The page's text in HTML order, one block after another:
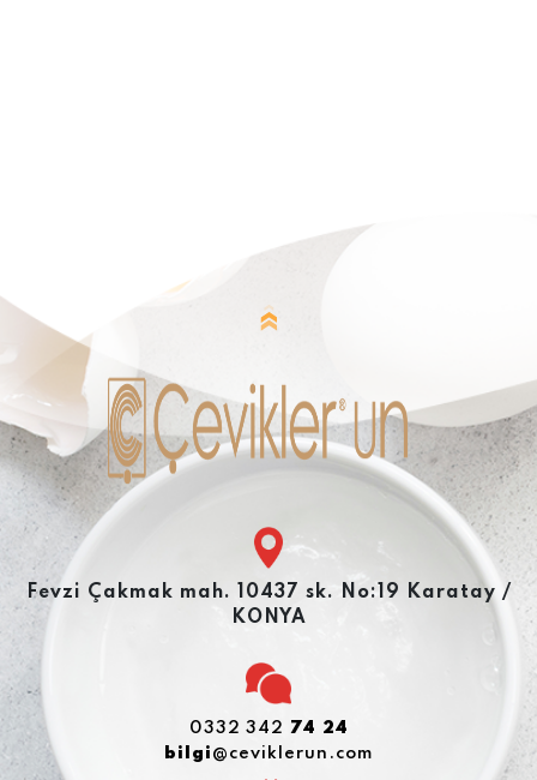
Fevzi Çakmak mah. 10437 sk. No:19 Karatay /
KONYA
0332 342 74 24
bilgi @ceviklerun.com